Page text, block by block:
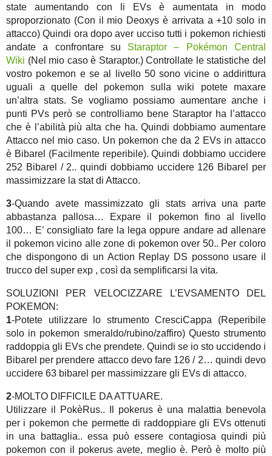
state aumentando con li EVs è aumentata in modo
sproporzionato (Con il mio Deoxys è arrivata a +10 solo in
attacco) Quindi ora dopo aver ucciso tutti i pokemon richiesti
andate a confrontare su Staraptor – Pokémon Central
Wiki (Nel mio caso è Staraptor.) Controllate le statistiche del
vostro pokemon e se al livello 50 sono vicine o addirittura
uguali a quelle del pokemon sulla wiki potete maxare
un’altra stats. Se vogliamo possiamo aumentare anche i
punti PVs però se controlliamo bene Staraptor ha l’attacco
che è l’abilità più alta che ha. Quindi dobbiamo aumentare
Attacco nel mio caso. Un pokemon che da 2 EVs in attacco
è Bibarel (Facilmente reperibile). Quindi dobbiamo uccidere
252 Bibarel / 2.. quindi dobbiamo uccidere 126 Bibarel per
massimizzare la stat di Attacco.
3-Quando avete massimizzato gli stats arriva una parte
abbastanza pallosa… Expare il pokemon fino al livello
100… E’ consigliato fare la lega oppure andare ad allenare
il pokemon vicino alle zone di pokemon over 50.. Per coloro
che dispongono di un Action Replay DS possono usare il
trucco del super exp , così da semplificarsi la vita.
SOLUZIONI PER VELOCIZZARE L’EVSAMENTO DEL
POKEMON:
1-Potete utilizzare lo strumento CresciCappa (Reperibile
solo in pokemon smeraldo/rubino/zaffiro) Questo strumento
raddoppia gli EVs che prendete. Quindi se io sto uccidendo i
Bibarel per prendere attacco devo fare 126 / 2… quindi devo
uccidere 63 bibarel per massimizzare gli EVs di attacco.
2-MOLTO DIFFICILE DA ATTUARE.
Utilizzare il PokèRus.. Il pokerus è una malattia benevola
per i pokemon che permette di raddoppiare gli EVs ottenuti
in una battaglia.. essa può essere contagiosa quindi più
pokemon con il pokerus avete, meglio è. Però è molto più